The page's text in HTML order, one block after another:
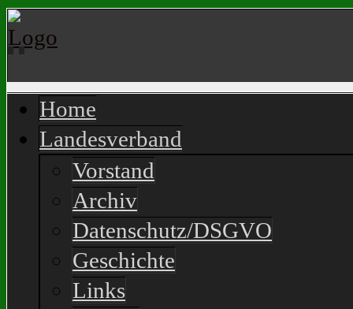
Home
Landesverband
Vorstand
Archiv
Datenschutz/DSGVO
Geschichte
Links